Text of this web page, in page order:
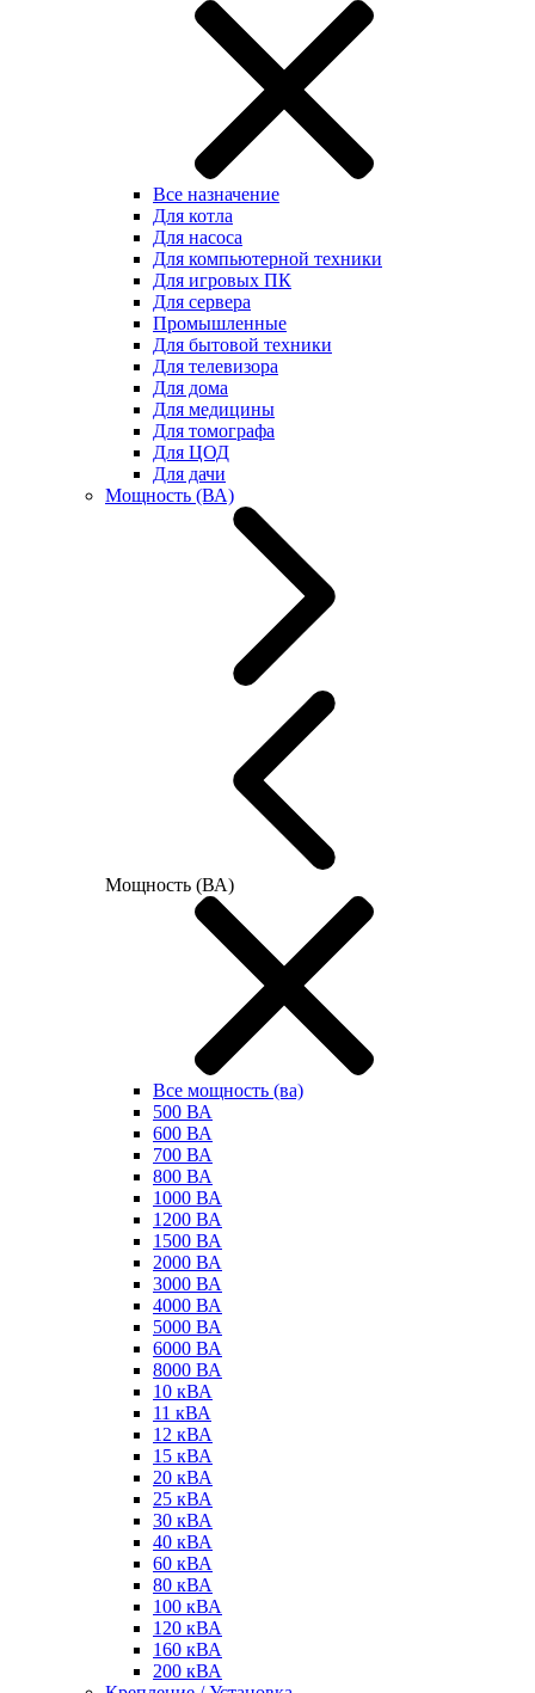
Все назначение
Для котла
Для насоса
Для компьютерной техники
Для игровых ПК
Для сервера
Промышленные
Для бытовой техники
Для телевизора
Для дома
Для медицины
Для томографа
Для ЦОД
Для дачи
Мощность (ВА)
Мощность (ВА)
Все мощность (ва)
500 ВА
600 ВА
700 ВА
800 ВА
1000 ВА
1200 ВА
1500 ВА
2000 ВА
3000 ВА
4000 ВА
5000 ВА
6000 ВА
8000 ВА
10 кВА
11 кВА
12 кВА
15 кВА
20 кВА
25 кВА
30 кВА
40 кВА
60 кВА
80 кВА
100 кВА
120 кВА
160 кВА
200 кВА